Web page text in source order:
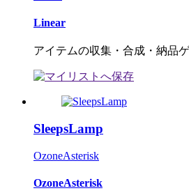
Linear
アイテムの収集・合成・納品ゲ
SleepsLamp
OzoneAsterisk
OzoneAsterisk